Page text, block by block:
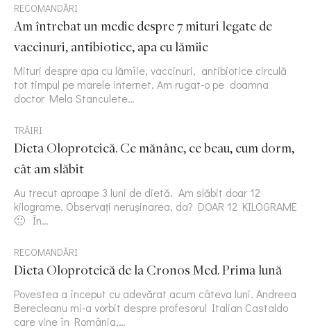
RECOMANDĂRI
Am întrebat un medic despre 7 mituri legate de
vaccinuri, antibiotice, apa cu lămîie
Mituri despre apa cu lămîie, vaccinuri, antibiotice circulă
tot timpul pe marele internet. Am rugat-o pe doamna
doctor Mela Stanculete…
TRĂIRI
Dieta Oloproteică. Ce mănânc, ce beau, cum dorm,
cât am slăbit
Au trecut aproape 3 luni de dietă. Am slăbit doar 12
kilograme. Observați nerușinarea, da? DOAR 12 KILOGRAME
🙂 În…
RECOMANDĂRI
Dieta Oloproteică de la Cronos Med. Prima lună
Povestea a început cu adevărat acum câteva luni. Andreea
Berecleanu mi-a vorbit despre profesorul Italian Castaldo
care vine în România,…